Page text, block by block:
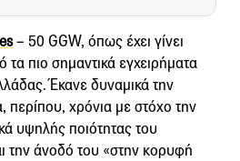
– 50 GGW, όπως έχει γίνει
τα πιο σημαντικά εγχειρήματα
Έκανε δυναμικά την
περίπου, χρόνια με στόχο την
υψηλής ποιότητας του
την άνοδό του «στην κορυφή